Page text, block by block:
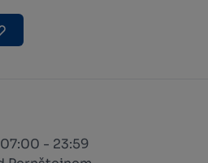
- 23:59